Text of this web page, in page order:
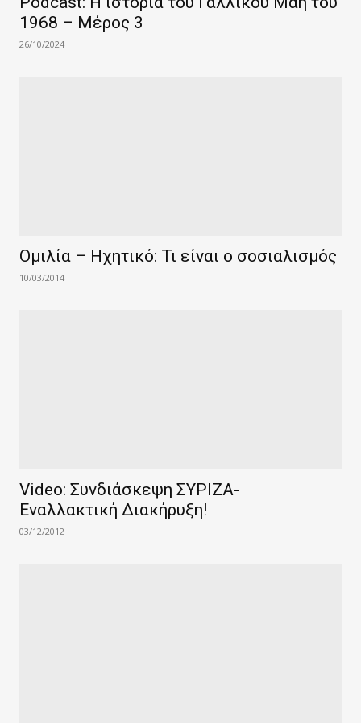
1968 – Μέρος 3
26/10/2024
Ομιλία – Ηχητικό: Τι είναι ο σοσιαλισμός
10/03/2014
Video: Συνδιάσκεψη ΣΥΡΙΖΑ-
Εναλλακτική Διακήρυξη!
03/12/2012